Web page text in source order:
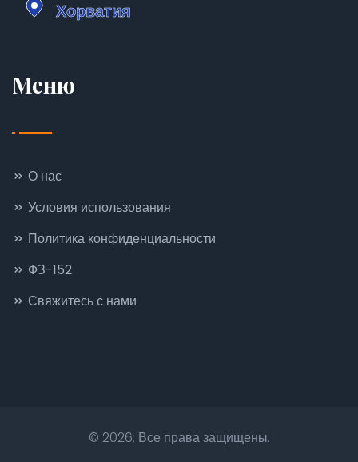
Меню
О нас
Условия использования
Политика конфиденциальности
ФЗ-152
Свяжитесь с нами
© 2026. Все права защищены.